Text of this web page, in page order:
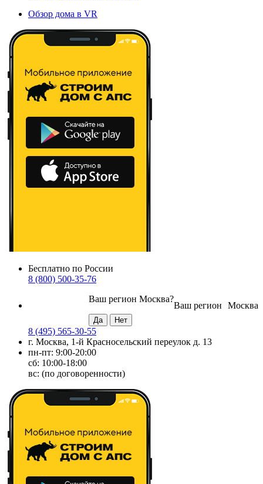
Обзор дома в VR
Бесплатно по России
8 (800) 500-35-76
Москва
Ваш регион
Ваш регион Москва?
8 (495) 565-30-55
г. Москва, 1-й Красносельский переулок д. 13
пн-пт: 9:00-20:00
сб: 10:00-18:00
вс: (по договоренности)